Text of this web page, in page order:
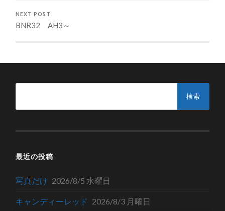
NEXT POST
BNR32 AH3～
最近の投稿
写真だけ 2026/8/5 水曜日
キャンディーレッド 2026/8/3 月曜日